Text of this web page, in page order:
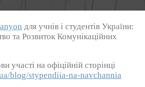
для учнів і студентів України:
та Розвиток Комунікаційних
участі на офіційній сторінці
blog/stypendiia-na-navchannia